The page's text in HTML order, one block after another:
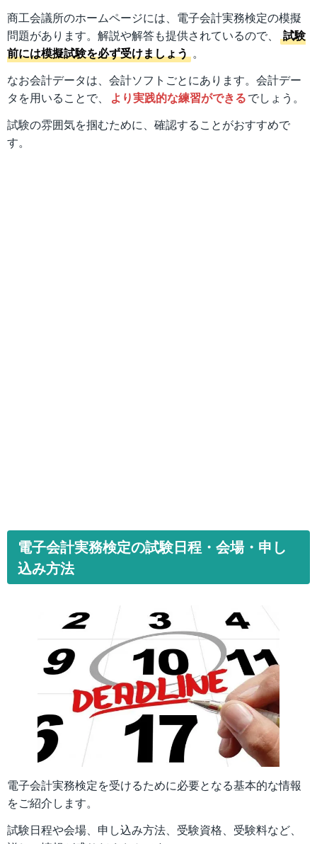
商工会議所のホームページには、電子会計実務検定の模擬
問題があります。解説や解答も提供されているので、
試験
前には模擬試験を必ず受けましょう 。
なお会計データは、会計ソフトごとにあります。会計デー
タを用いることで、
より実践的な練習ができるでしょう。
試験の雰囲気を掴むために、確認することがおすすめで
す。
電子会計実務検定の試験日程・会場・申し
込み方法
電子会計実務検定を受けるために必要となる基本的な情報
をご紹介します。
試験日程や会場、申し込み方法、受験資格、受験料など、